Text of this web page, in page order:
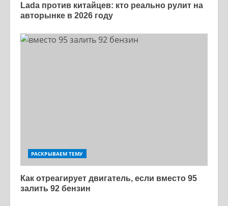
Lada против китайцев: кто реально рулит на
авторынке в 2026 году
РАСКРЫВАЕМ ТЕМУ
Как отреагирует двигатель, если вместо 95
залить 92 бензин